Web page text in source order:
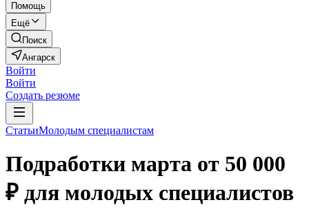
Помощь
Ещё
Поиск
Ангарск
Войти
Войти
Создать резюме
СтатьиМолодым специалистам
Подработки марта от 50 000
₽ для молодых специалистов